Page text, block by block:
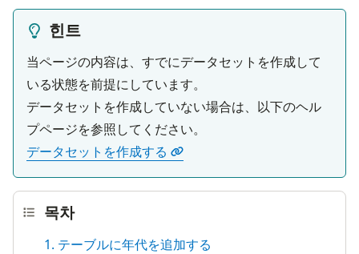
힌트
当ページの内容は、すでにデータセットを作成して
いる状態を前提にしています。
データセットを作成していない場合は、以下のヘル
データセットを作成する
목차
1. テーブルに年代を追加する